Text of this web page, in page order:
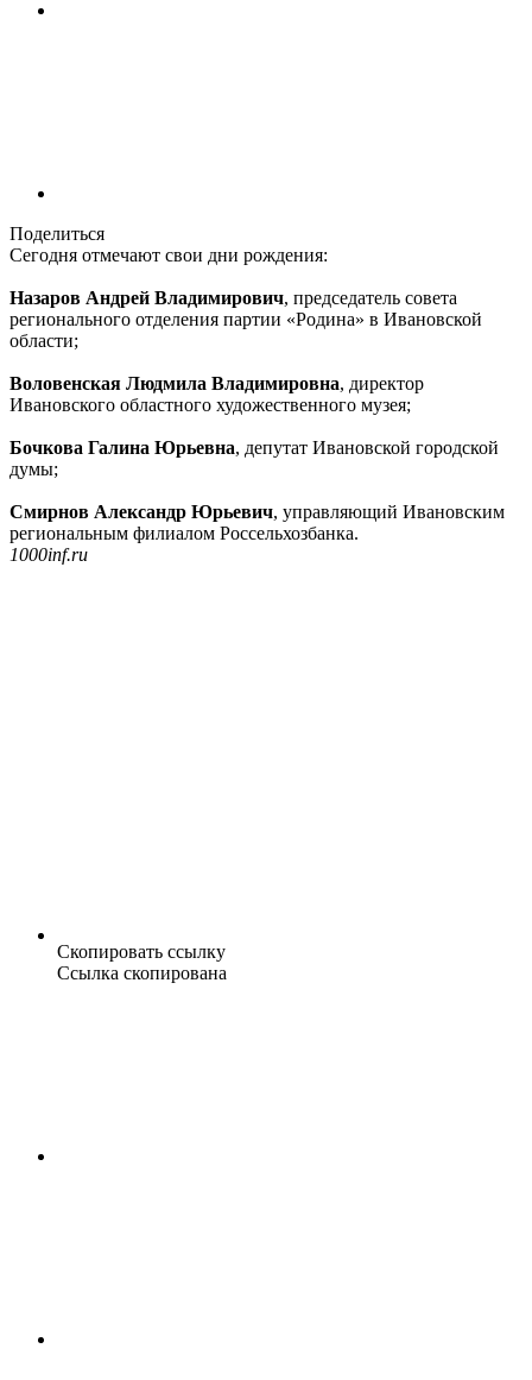
Поделиться
Сегодня отмечают свои дни рождения:
Назаров Андрей Владимирович, председатель совета
регионального отделения партии «Родина» в Ивановской
области;
Воловенская Людмила Владимировна, директор
Ивановского областного художественного музея;
Бочкова Галина Юрьевна, депутат Ивановской городской
думы;
Смирнов Александр Юрьевич, управляющий Ивановским
региональным филиалом Россельхозбанка.
1000inf.ru
Скопировать ссылку
Ссылка скопирована